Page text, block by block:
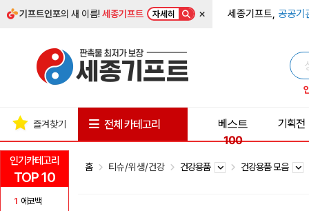
기프트인포의 새 이름!세종기프트 자세히 × 세종기프트, 공공기
인기카테고리
TOP 10
1 에코백
즐겨찾기 전체 카테고리
베스트
100
기획전
홈 티슈/위생/건강 건강용품 건강용품 모음